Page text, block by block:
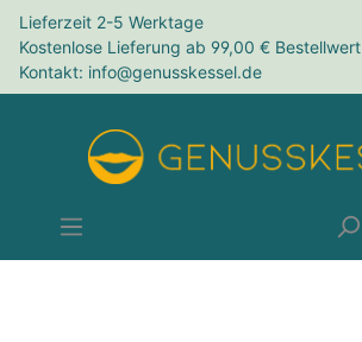
Lieferzeit 2-5 Werktage
Kostenlose Lieferung ab 99,00 € Bestellwert
Kontakt: info@genusskessel.de